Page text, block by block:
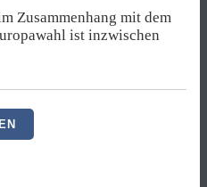
Zusammenhang mit dem
ist inzwischen